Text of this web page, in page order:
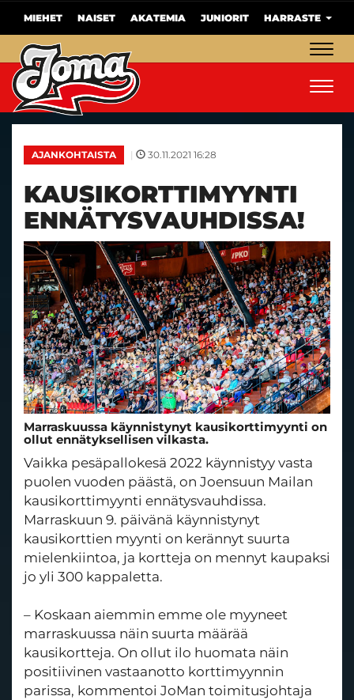
MIEHET NAISET AKATEMIA JUNIORIT HARRASTE
AJANKOHTAISTA | 30.11.2021 16:28
KAUSIKORTTIMYYNTI
ENNÄTYSVAUHDISSA!
Marraskuussa käynnistynyt kausikorttimyynti on
ollut ennätyksellisen vilkasta.
Vaikka pesäpallokesä 2022 käynnistyy vasta
puolen vuoden päästä, on Joensuun Mailan
kausikorttimyynti ennätysvauhdissa.
Marraskuun 9. päivänä käynnistynyt
kausikorttien myynti on kerännyt suurta
mielenkiintoa, ja kortteja on mennyt kaupaksi
jo yli 300 kappaletta.
– Koskaan aiemmin emme ole myyneet
marraskuussa näin suurta määrää
kausikortteja. On ollut ilo huomata näin
positiivinen vastaanotto korttimyynnin
parissa, kommentoi JoMan toimitusjohtaja